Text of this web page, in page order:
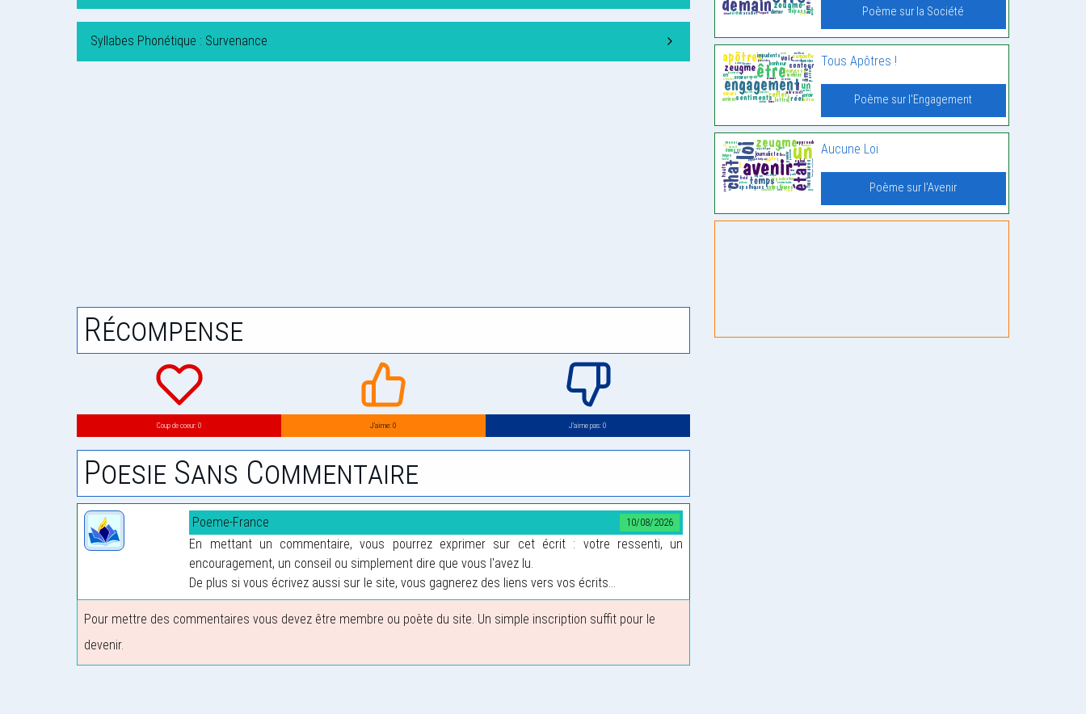
Syllabes Phonétique : Survenance
Récompense
Coup de coeur: 0 J’aime: 0 J’aime pas: 0
Poesie Sans Commentaire
10/08/2026
Poeme-France
En mettant un commentaire, vous pourrez exprimer sur cet écrit : votre ressenti, un
encouragement, un conseil ou simplement dire que vous l'avez lu.
De plus si vous écrivez aussi sur le site, vous gagnerez des liens vers vos écrits...
Pour mettre des commentaires vous devez être membre ou poète du site. Un simple inscription suffit pour le
devenir.
Poème sur la Société
Tous Apôtres !
Poème sur l'Engagement
Aucune Loi
Poème sur l'Avenir